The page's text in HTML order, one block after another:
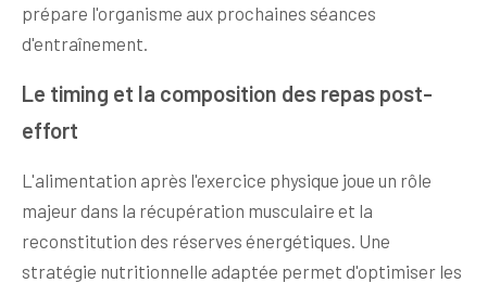
prépare l'organisme aux prochaines séances
d'entraînement.
Le timing et la composition des repas post-
effort
L'alimentation après l'exercice physique joue un rôle
majeur dans la récupération musculaire et la
reconstitution des réserves énergétiques. Une
stratégie nutritionnelle adaptée permet d'optimiser les